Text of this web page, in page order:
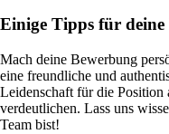
Einige Tipps für
Mach deine Bewerbung
eine freundliche und
Leidenschaft für die
verdeutlichen. Lass uns
Team bist!